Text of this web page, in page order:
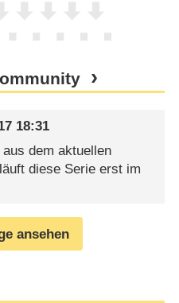
18:31
dem aktuellen
diese Serie erst im
ansehen